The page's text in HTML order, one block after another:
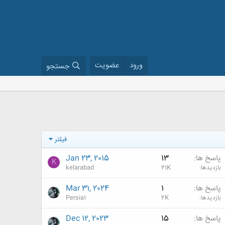
ورود عضویت جستجو
فیلتر
پاسخ ها 13
بازدیدها 21K
Jan 23, 2015
kelarabad
K
پاسخ ها 1
بازدیدها 2K
Mar 31, 2024
Persia1
پاسخ ها 15
Dec 12, 2023